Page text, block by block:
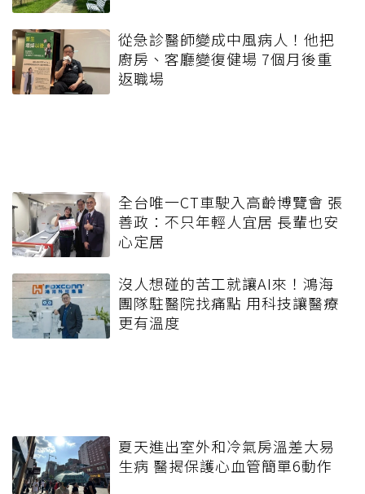
從急診醫師變成中風病人！他把
廚房、客廳變復健場 7個月後重
返職場
全台唯一CT車駛入高齡博覽會 張
善政：不只年輕人宜居 長輩也安
心定居
沒人想碰的苦工就讓AI來！鴻海
團隊駐醫院找痛點 用科技讓醫療
更有溫度
夏天進出室外和冷氣房溫差大易
生病 醫揭保護心血管簡單6動作